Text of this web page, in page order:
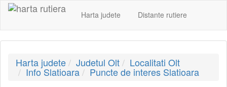
Harta judete Distante rutiere
Harta judete Judetul Olt Localitati Olt
Info Slatioara Puncte de interes Slatioara